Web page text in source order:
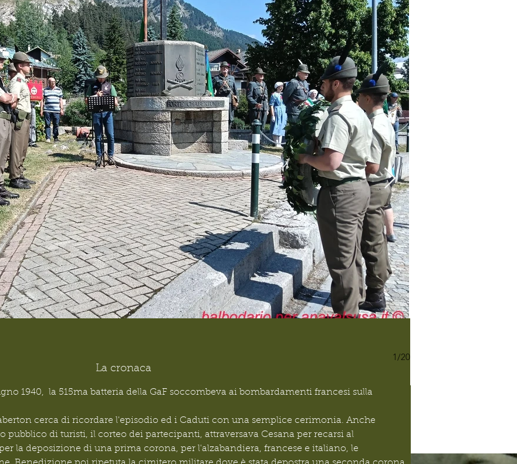
1/20
La cronaca
1940,  la 515ma batteria della GaF soccombeva ai bombardamenti francesi sulla
cerca di ricordare l'episodio ed i Caduti con una semplice cerimonia. Anche
pubblico di turisti, il corteo dei partecipanti, attraversava Cesana per recarsi al
la deposizione di una prima corona, per l'alzabandiera, francese e italiano, le